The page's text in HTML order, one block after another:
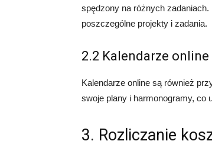
spędzony na różnych zadaniach.
poszczególne projekty i zadania.
2.2 Kalendarze online
Kalendarze online są również
swoje plany i harmonogramy, co
3. Rozliczanie